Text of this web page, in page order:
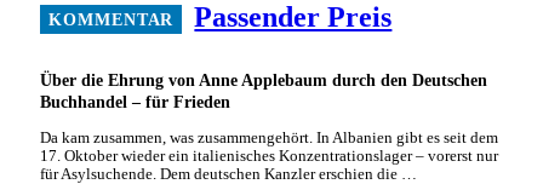
Über die Ehrung von Anne Applebaum durch den Deutschen
Buchhandel – für Frieden
Passender Preis
Da kam zusammen, was zusammengehört. In Albanien gibt es seit dem
17. Oktober wieder ein italienisches Konzentrationslager – vorerst nur
für Asylsuchende. Dem deutschen Kanzler erschien die …